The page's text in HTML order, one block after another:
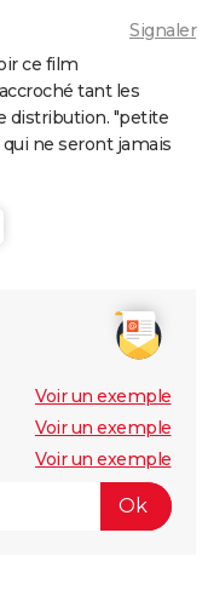
Signaler
ce film
tant les
distribution. "petite
ne seront jamais
Voir un exemple
Voir un exemple
Voir un exemple